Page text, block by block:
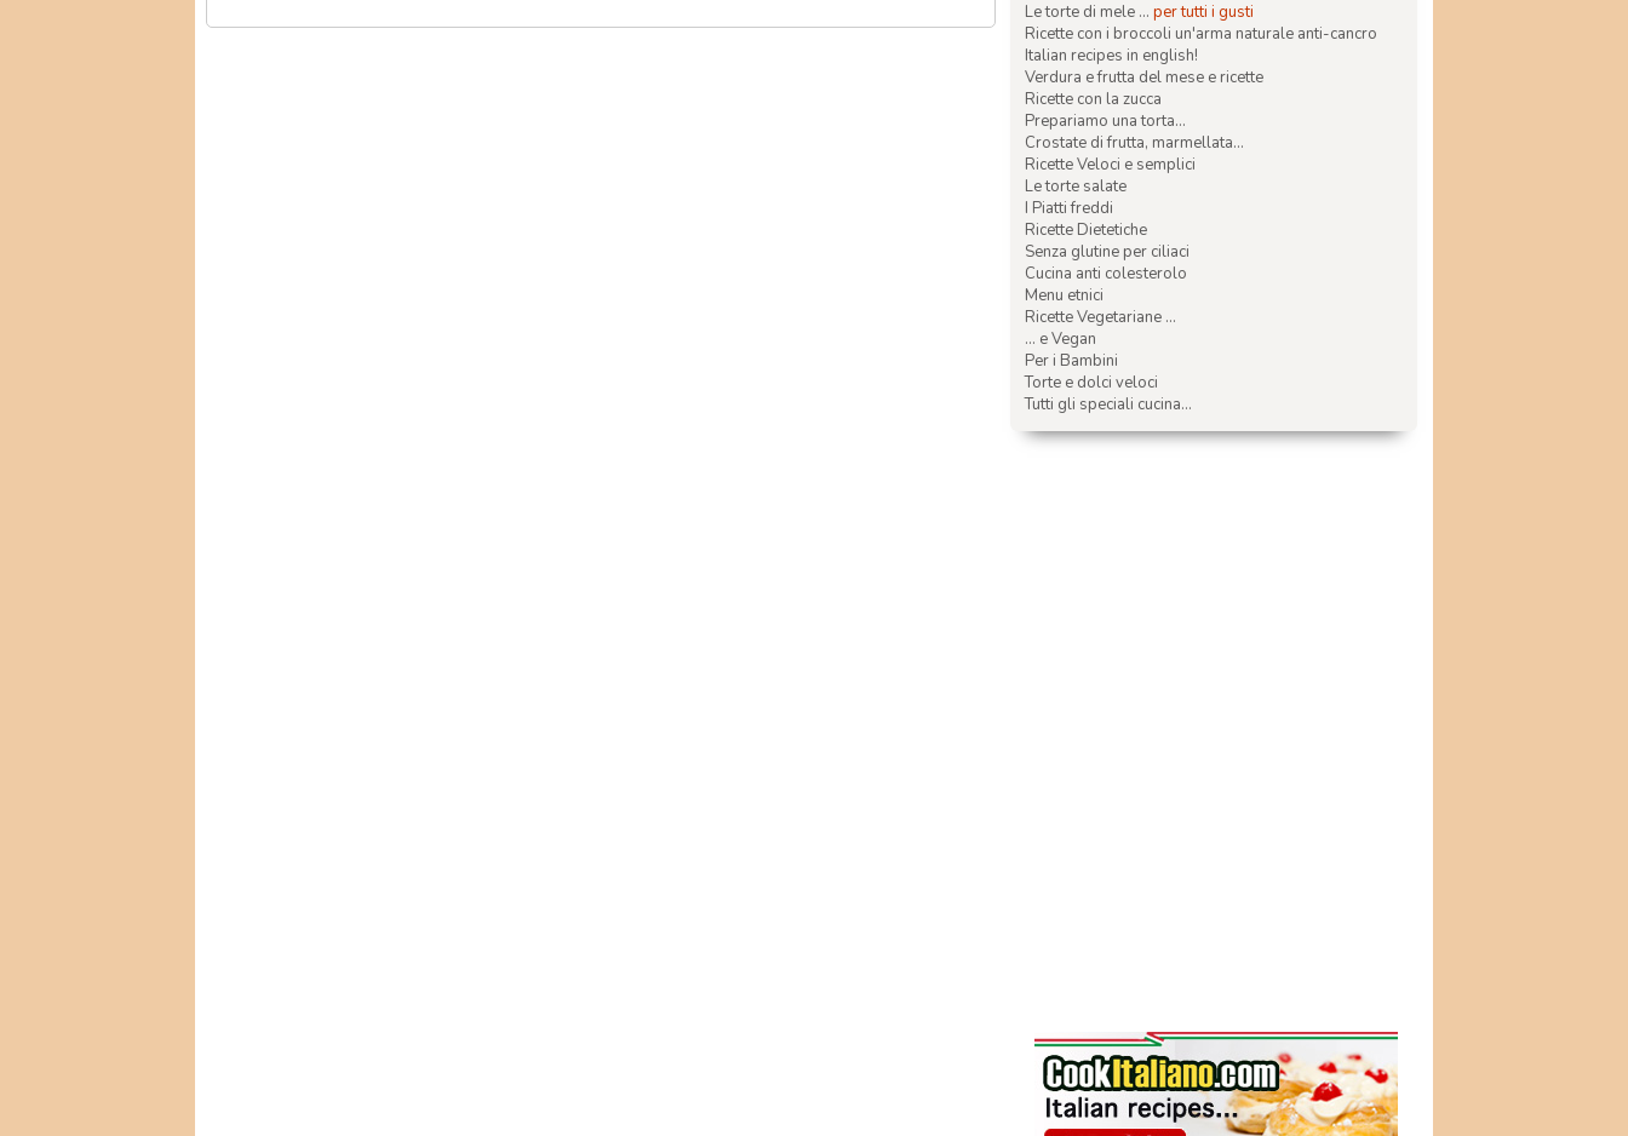
Le torte di mele ... per tutti i gusti
Ricette con i broccoli un'arma naturale anti-cancro
Italian recipes in english!
Verdura e frutta del mese e ricette
Ricette con la zucca
Prepariamo una torta...
Crostate di frutta, marmellata...
Ricette Veloci e semplici
Le torte salate
I Piatti freddi
Ricette Dietetiche
Senza glutine per ciliaci
Cucina anti colesterolo
Menu etnici
Ricette Vegetariane ...
... e Vegan
Per i Bambini
Torte e dolci veloci
Tutti gli speciali cucina...